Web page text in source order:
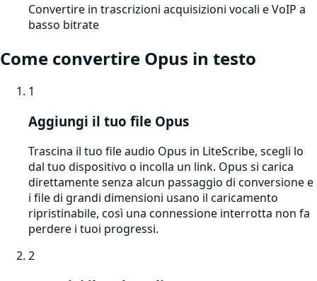
Convertire in trascrizioni acquisizioni vocali e VoIP a
basso bitrate
Come convertire Opus in testo
1
Aggiungi il tuo file Opus
Trascina il tuo file audio Opus in LiteScribe, scegli lo
dal tuo dispositivo o incolla un link. Opus si carica
direttamente senza alcun passaggio di conversione e
i file di grandi dimensioni usano il caricamento
ripristinabile, così una connessione interrotta non fa
perdere i tuoi progressi.
2